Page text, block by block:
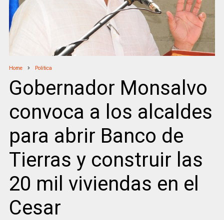
Home Politica
Gobernador Monsalvo
convoca a los alcaldes
para abrir Banco de
Tierras y construir las
20 mil viviendas en el
Cesar